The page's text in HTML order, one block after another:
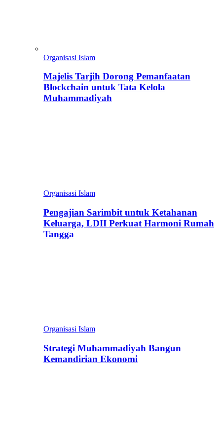
Organisasi Islam
Majelis Tarjih Dorong Pemanfaatan
Blockchain untuk Tata Kelola
Muhammadiyah
Organisasi Islam
Pengajian Sarimbit untuk Ketahanan
Keluarga, LDII Perkuat Harmoni Rumah
Tangga
Organisasi Islam
Strategi Muhammadiyah Bangun
Kemandirian Ekonomi